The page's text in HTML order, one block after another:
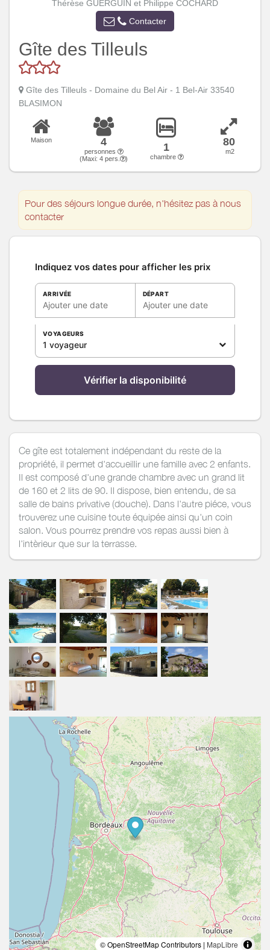
Thérèse GUERGUIN et Philippe COCHARD
Contacter
Gîte des Tilleuls
Gîte des Tilleuls - Domaine du Bel Air - 1 Bel-Air 33540
BLASIMON
Maison 4
personnes
(Maxi: 4 pers. )
1
chambre
80
m2
Pour des séjours longue durée, n'hésitez pas à nous
contacter
Indiquez vos dates pour afficher les prix
ARRIVÉE
Ajouter une date
DÉPART
Ajouter une date
VOYAGEURS
1 voyageur
Vérifier la disponibilité
Ce gîte est totalement indépendant du reste de la
propriété, il permet d'accueillir une famille avec 2 enfants.
Il est composé d'une grande chambre avec un grand lit
de 160 et 2 lits de 90. Il dispose, bien entendu, de sa
salle de bains privative (douche). Dans l'autre piéce, vous
trouverez une cuisine toute équipée ainsi qu'un coin
salon. Vous pourrez prendre vos repas aussi bien à
l'intèrieur que sur la terrasse.
© OpenStreetMap Contributors | MapLibre